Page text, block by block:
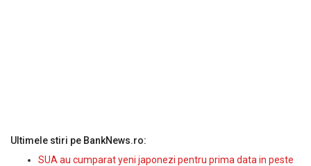
Ultimele stiri pe BankNews.ro:
SUA au cumparat yeni japonezi pentru prima data in peste